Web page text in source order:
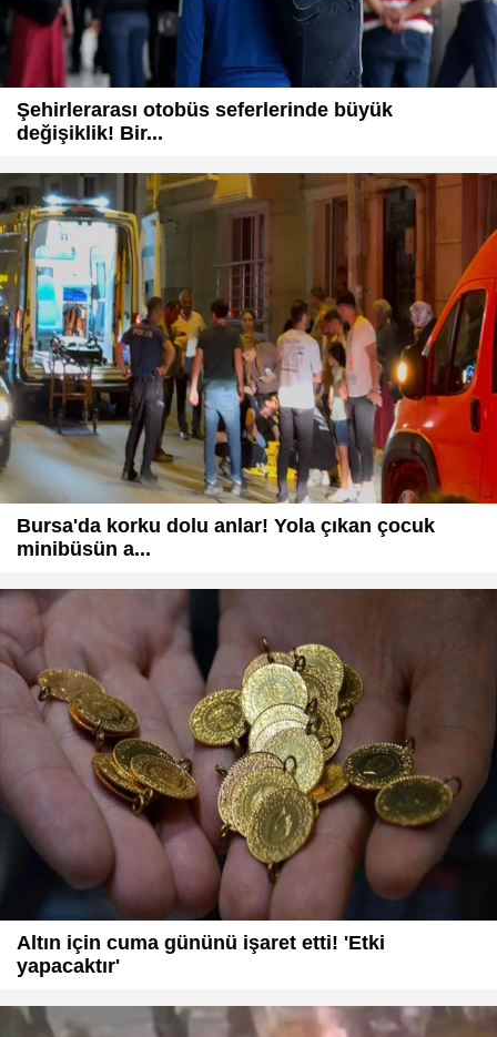
Şehirlerarası otobüs seferlerinde büyük
değişiklik! Bir...
Bursa'da korku dolu anlar! Yola çıkan çocuk
minibüsün a...
Altın için cuma gününü işaret etti! 'Etki
yapacaktır'